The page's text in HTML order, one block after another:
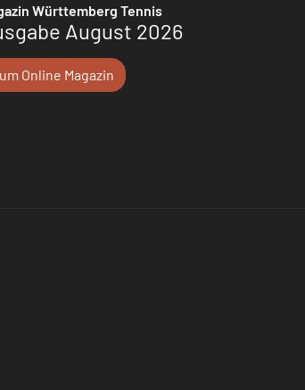
Württemberg Tennis
August 2026
Online Magazin